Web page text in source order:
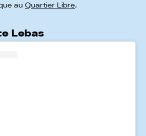
au Quartier Libre.
Lebas